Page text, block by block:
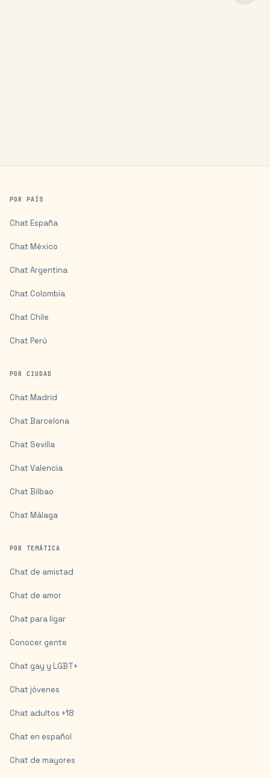
POR PAÍS
Chat España
Chat México
Chat Argentina
Chat Colombia
Chat Chile
Chat Perú
POR CIUDAD
Chat Madrid
Chat Barcelona
Chat Sevilla
Chat Valencia
Chat Bilbao
Chat Málaga
POR TEMÁTICA
Chat de amistad
Chat de amor
Chat para ligar
Conocer gente
Chat gay y LGBT+
Chat jóvenes
Chat adultos +18
Chat en español
Chat de mayores